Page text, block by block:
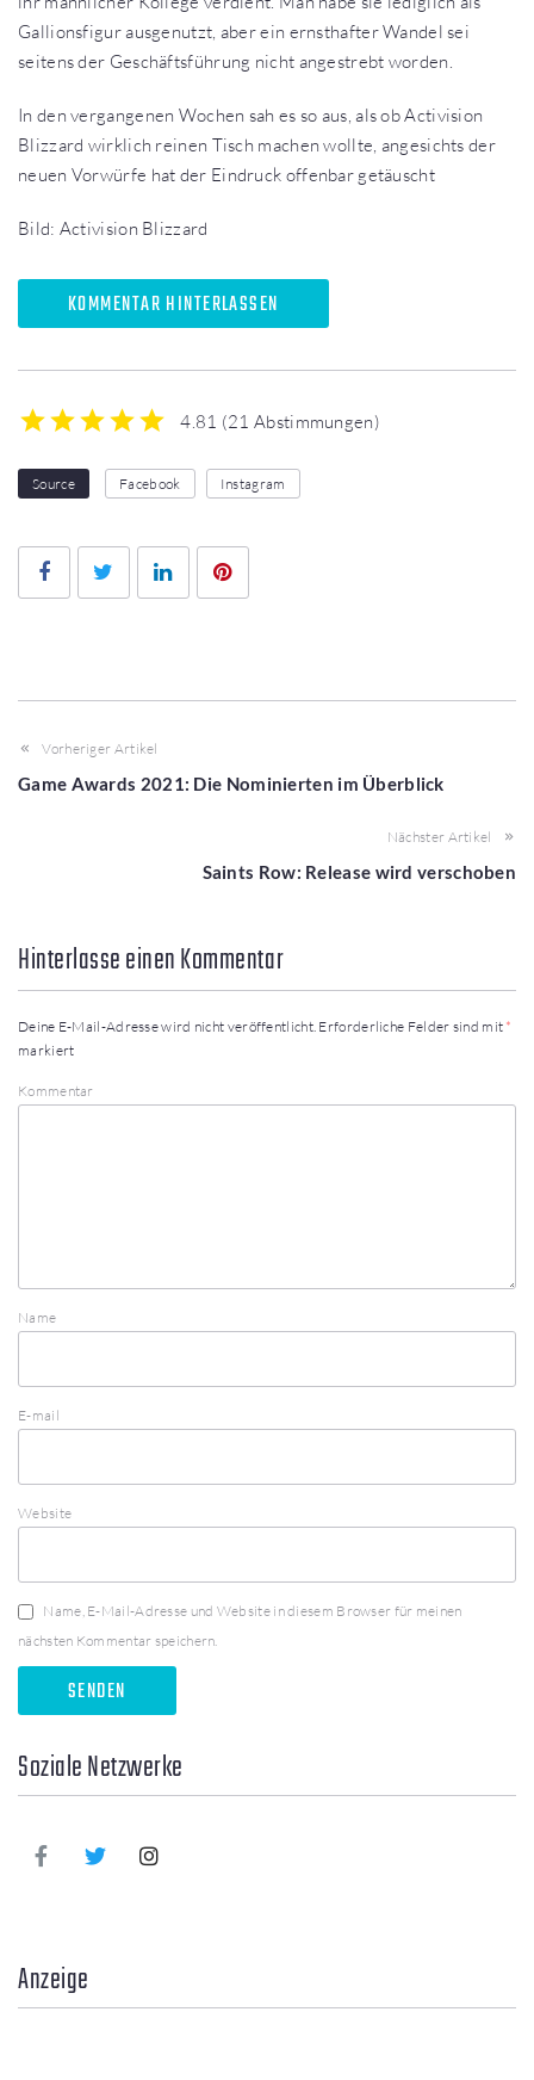
Gallionsfigur ausgenutzt, aber ein ernsthafter Wandel sei
seitens der Geschäftsführung nicht angestrebt worden.
In den vergangenen Wochen sah es so aus, als ob Activision
Blizzard wirklich reinen Tisch machen wollte, angesichts der
neuen Vorwürfe hat der Eindruck offenbar getäuscht
Bild: Activision Blizzard
KOMMENTAR HINTERLASSEN
4.81 (21 Abstimmungen)
Source Facebook Instagram
FacebookTwitter LinkedIn
Vorheriger Artikel
Game Awards 2021: Die Nominierten im Überblick
Nächster Artikel
Saints Row: Release wird verschoben
Hinterlasse einen Kommentar
Deine E-Mail-Adresse wird nicht veröffentlicht. Erforderliche Felder sind mit *
markiert
Kommentar
Name
E-mail
Website
Name, E-Mail-Adresse und Website in diesem Browser für meinen
nächsten Kommentar speichern.
Soziale Netzwerke
Anzeige